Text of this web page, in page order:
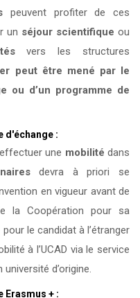
peuvent profiter de ces
un séjour scientifique ou
vers les structures
peut être mené par le
ou d’un programme de
d'échange :
une mobilité dans
devra à priori se
en vigueur avant de
la Coopération pour sa
le candidat à l’étranger
à l’UCAD via le service
d’origine.
Erasmus + :